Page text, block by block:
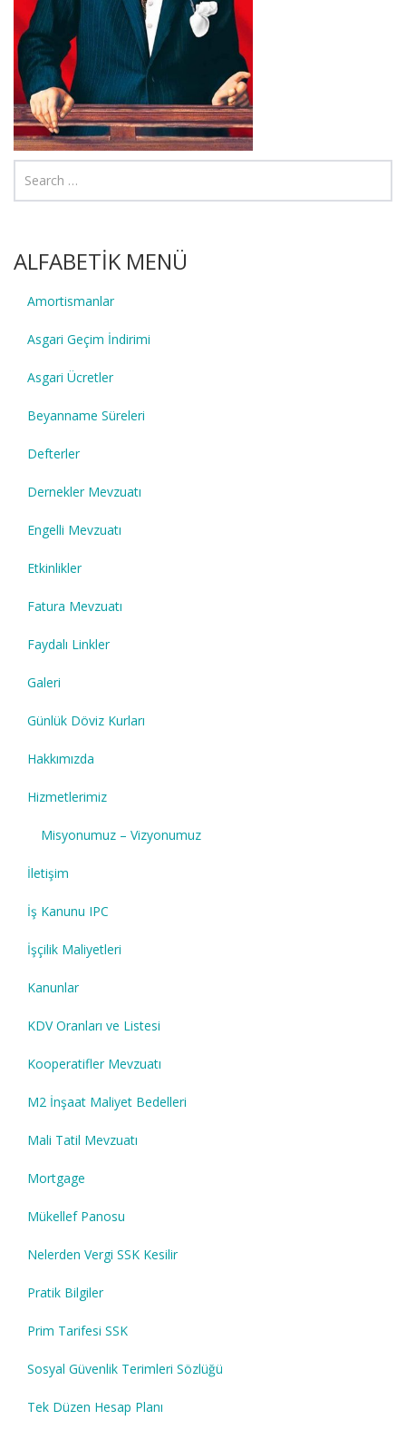
ALFABETİK MENÜ
Amortismanlar
Asgari Geçim İndirimi
Asgari Ücretler
Beyanname Süreleri
Defterler
Dernekler Mevzuatı
Engelli Mevzuatı
Etkinlikler
Fatura Mevzuatı
Faydalı Linkler
Galeri
Günlük Döviz Kurları
Hakkımızda
Hizmetlerimiz
Misyonumuz – Vizyonumuz
İletişim
İş Kanunu IPC
İşçilik Maliyetleri
Kanunlar
KDV Oranları ve Listesi
Kooperatifler Mevzuatı
M2 İnşaat Maliyet Bedelleri
Mali Tatil Mevzuatı
Mortgage
Mükellef Panosu
Nelerden Vergi SSK Kesilir
Pratik Bilgiler
Prim Tarifesi SSK
Sosyal Güvenlik Terimleri Sözlüğü
Tek Düzen Hesap Planı